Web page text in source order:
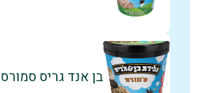
בן אנד גריס סמורס